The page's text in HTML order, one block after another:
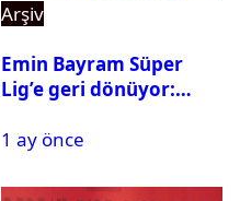
Arşiv
Emin Bayram Süper
Lig’e geri dönüyor:
1 ay önce